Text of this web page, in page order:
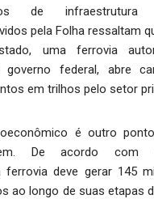
de
pela Folha ressaltam
uma ferrovia
governo federal, abre
em trilhos pelo setor
é outro
De acordo com
ferrovia deve gerar 145
ao longo de suas etapas